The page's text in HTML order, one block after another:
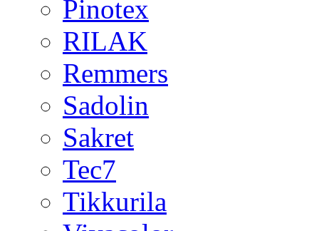
Pinotex
RILAK
Remmers
Sadolin
Sakret
Tec7
Tikkurila